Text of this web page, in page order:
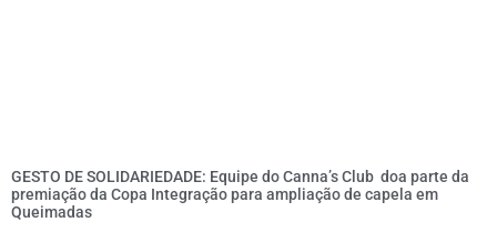
GESTO DE SOLIDARIEDADE: Equipe do Canna’s Club doa parte da
premiação da Copa Integração para ampliação de capela em
Queimadas